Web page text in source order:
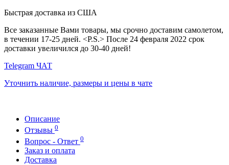
Быстрая доставка из США
Все заказанные Вами товары, мы срочно доставим самолетом,
в течении 17-25 дней. <P.S.> После 24 февраля 2022 срок
доставки увеличился до 30-40 дней!
Telegram ЧАТ
Уточнить наличие, размеры и цены в чате
Описание
Отзывы 0
Вопрос - Ответ 0
Заказ и оплата
Доставка